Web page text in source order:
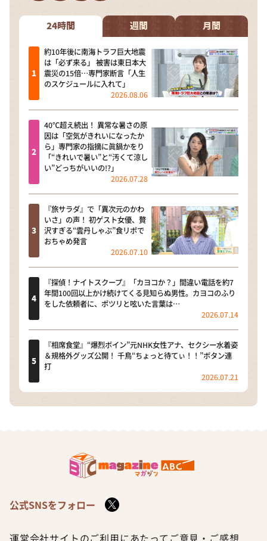
24時間 週間 月間
約10年後に南海トラフ巨大地震
は「必ず来る」 被害は東日本大
震災の15倍…専門家断言「人生
のスケジュールに入れて」
2026.08.06
40℃超え続出！ 異常な暑さの原
因は「空気がきれいになったか
ら」専門家の指摘に眞鍋かをり
「“きれいで暑い”と“汚くて涼し
い”どっちがいいの!?」
2026.07.28
『旅サラダ』で「異次元のかわ
いさ」の声！ 初ゲスト女優、贅
沢すぎる“雲丹しゃぶ”食リポで
おちゃめ発言
2026.07.10
『探偵！ナイトスクープ』「カヨコか？」間違い電話を約7
年間100回以上かけ続けてくる見知らぬ男性。カヨコのふり
をした依頼者に、ポツリと呟いた言葉は…
2026.07.14
『相席食堂』“爆烈ボイン”元NHK女性アナ、セクシー水着姿
＆規格外グッズ公開！ 千鳥“ちょっと待てぃ！！”ボタン連
打
2026.07.21
公式SNSをフォロー
運営会社サイトのご利用にあたって ご意見・ご感想